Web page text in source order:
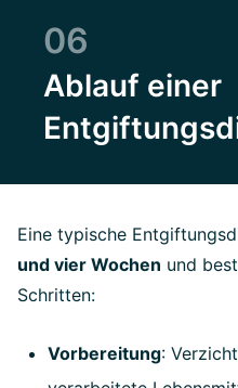
06
Ablauf einer
Eine typische
und vier Wochen und
Schritten:
Vorbereitung: